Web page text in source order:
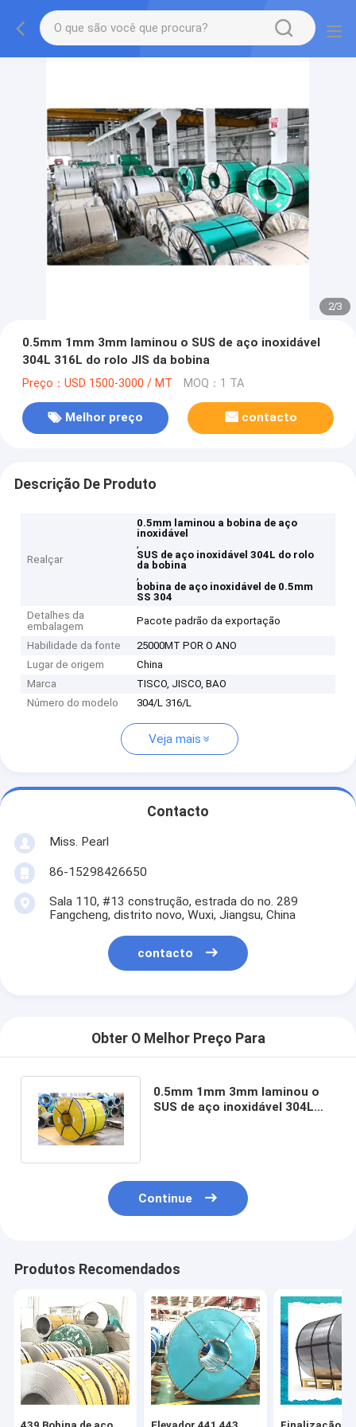
2/3
0.5mm 1mm 3mm laminou o SUS de aço inoxidável
304L 316L do rolo JIS da bobina
Preço：USD 1500-3000 / MT MOQ：1 TA
Melhor preço contacto
Descrição De Produto
Realçar
0.5mm laminou a bobina de aço
inoxidável
,
SUS de aço inoxidável 304L do rolo
da bobina
,
bobina de aço inoxidável de 0.5mm
SS 304
Detalhes da
embalagem
Pacote padrão da exportação
Habilidade da fonte
25000MT POR O ANO
Lugar de origem
China
Marca
TISCO, JISCO, BAO
Número do modelo
304/L 316/L
Veja mais
Contacto
Miss. Pearl
86-15298426650
Sala 110, #13 construção, estrada do no. 289
Fangcheng, distrito novo, Wuxi, Jiangsu, China
contacto
Obter O Melhor Preço Para
0.5mm 1mm 3mm laminou o
SUS de aço inoxidável 304L
Continue
Produtos Recomendados